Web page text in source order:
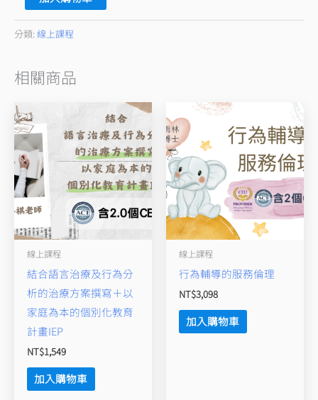
分類: 線上課程
相關商品
線上課程
結合語言治療及行為分
析的治療方案撰寫＋以
家庭為本的個別化教育
計畫IEP
NT$1,549
加入購物車
線上課程
行為輔導的服務倫理
NT$3,098
加入購物車